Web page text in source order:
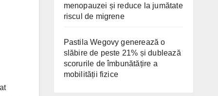
menopauzei și reduce la jumătate
riscul de migrene
Pastila Wegovy generează o
slăbire de peste 21% și dublează
scorurile de îmbunătățire a
mobilității fizice